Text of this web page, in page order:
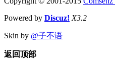
Powered by Discuz! X3.2
Skin by @子不语
返回顶部